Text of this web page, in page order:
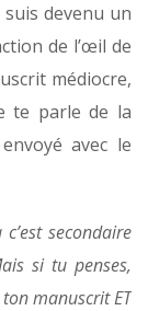
devenu un
de l’œil de
médiocre,
te parle de la
avec le
secondaire
si tu penses,
manuscrit ET